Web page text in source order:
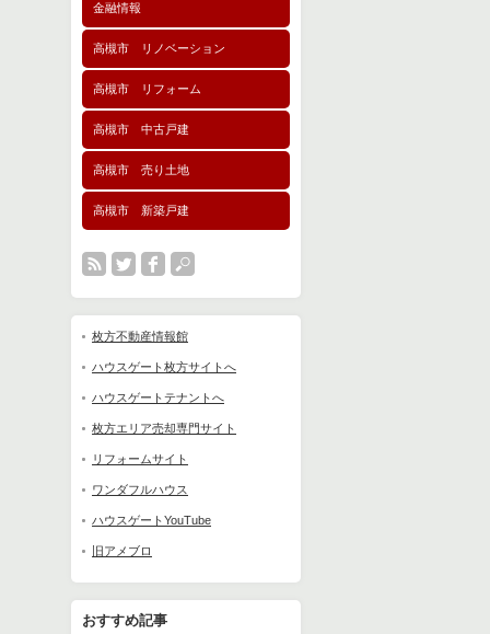
金融情報
高槻市 リノベーション
高槻市 リフォーム
高槻市 中古戸建
高槻市 売り土地
高槻市 新築戸建
枚方不動産情報館
ハウスゲート枚方サイトへ
ハウスゲートテナントへ
枚方エリア売却専門サイト
リフォームサイト
ワンダフルハウス
ハウスゲートYouTube
旧アメブロ
おすすめ記事